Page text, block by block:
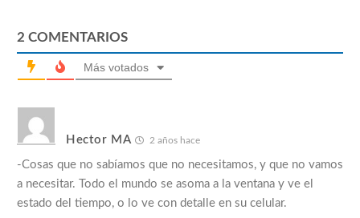
2 COMENTARIOS
Más votados
Hector MA 2 años hace
-Cosas que no sabíamos que no necesitamos, y que no vamos
a necesitar. Todo el mundo se asoma a la ventana y ve el
estado del tiempo, o lo ve con detalle en su celular.